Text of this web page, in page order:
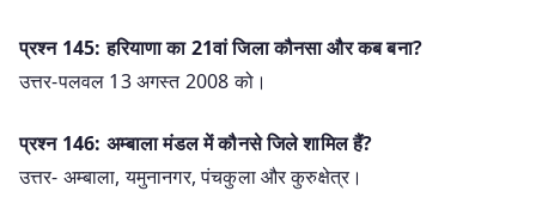
प्रश्न 145: हरियाणा का 21वां जिला कौनसा और कब बना?
उत्तर-पलवल 13 अगस्त 2008 को।
प्रश्न 146: अम्बाला मंडल में कौनसे जिले शामिल हैं?
उत्तर- अम्बाला, यमुनानगर, पंचकुला और कुरुक्षेत्र।